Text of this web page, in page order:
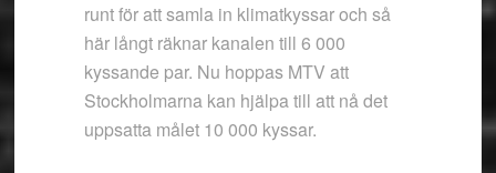
runt för att samla in klimatkyssar och så
här långt räknar kanalen till 6 000
kyssande par. Nu hoppas MTV att
Stockholmarna kan hjälpa till att nå det
uppsatta målet 10 000 kyssar.